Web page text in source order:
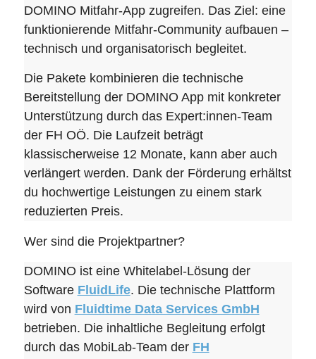
DOMINO Mitfahr-App zugreifen. Das Ziel: eine
funktionierende Mitfahr-Community aufbauen –
technisch und organisatorisch begleitet.
Die Pakete kombinieren die technische
Bereitstellung der DOMINO App mit konkreter
Unterstützung durch das Expert:innen-Team
der FH OÖ. Die Laufzeit beträgt
klassischerweise 12 Monate, kann aber auch
verlängert werden. Dank der Förderung erhältst
du hochwertige Leistungen zu einem stark
reduzierten Preis.
Wer sind die Projektpartner?
DOMINO ist eine Whitelabel-Lösung der
Software FluidLife. Die technische Plattform
wird von Fluidtime Data Services GmbH
betrieben. Die inhaltliche Begleitung erfolgt
durch das MobiLab-Team der FH